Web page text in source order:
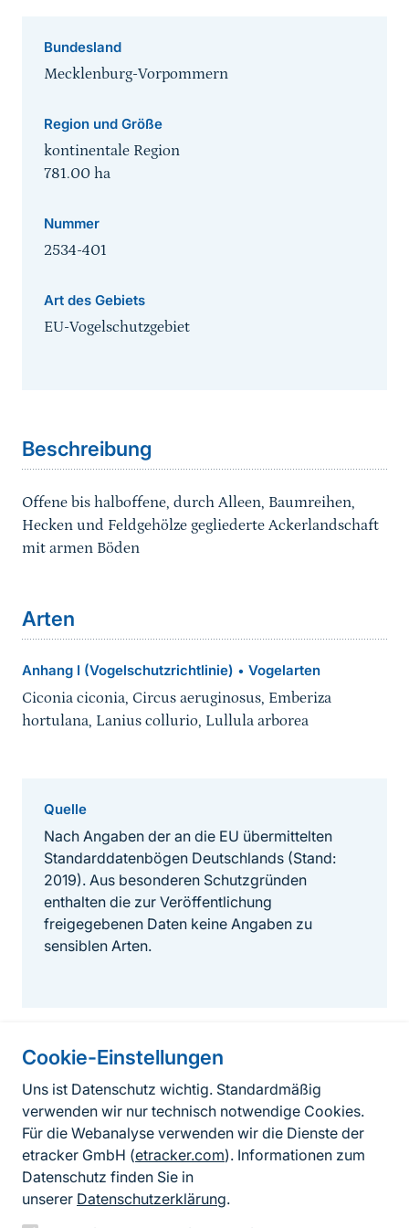
Cookie-Einstellungen
Uns ist Datenschutz wichtig. Standardmäßig
verwenden wir nur technisch notwendige Cookies.
Für die Webanalyse verwenden wir die Dienste der
etracker GmbH (etracker.com). Informationen zum
Datenschutz finden Sie in
unserer Datenschutzerklärung.
Bundesland
Mecklenburg-Vorpommern
Region und Größe
kontinentale Region
781.00 ha
Nummer
2534-401
Art des Gebiets
EU-Vogelschutzgebiet
Beschreibung
Offene bis halboffene, durch Alleen, Baumreihen,
Hecken und Feldgehölze gegliederte Ackerlandschaft
mit armen Böden
Arten
Anhang I (Vogelschutzrichtlinie) • Vogelarten
Ciconia ciconia, Circus aeruginosus, Emberiza
hortulana, Lanius collurio, Lullula arborea
Quelle
Nach Angaben der an die EU übermittelten
Standarddatenbögen Deutschlands (Stand:
2019). Aus besonderen Schutzgründen
enthalten die zur Veröffentlichung
freigegebenen Daten keine Angaben zu
sensiblen Arten.
Informationen zur Seite
FußzeileKontakt zum BfN
Kontaktformular
Erklärung zur Barrierefreiheit